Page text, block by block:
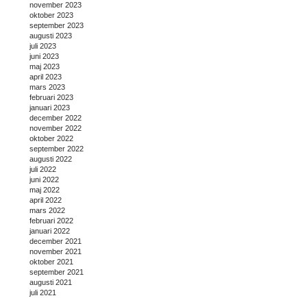
november 2023
oktober 2023
september 2023
augusti 2023
juli 2023
juni 2023
maj 2023
april 2023
mars 2023
februari 2023
januari 2023
december 2022
november 2022
oktober 2022
september 2022
augusti 2022
juli 2022
juni 2022
maj 2022
april 2022
mars 2022
februari 2022
januari 2022
december 2021
november 2021
oktober 2021
september 2021
augusti 2021
juli 2021